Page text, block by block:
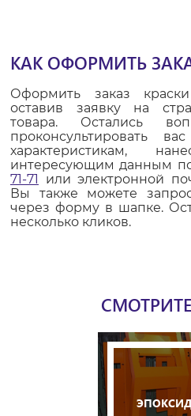
КАК ОФОРМИТЬ
Оформить заказ
оставив заявку на
товара. Остались
проконсультировать
характеристикам,
интересующим данным
71-71
или электронной
Вы также можете
через форму в шапке.
несколько кликов.